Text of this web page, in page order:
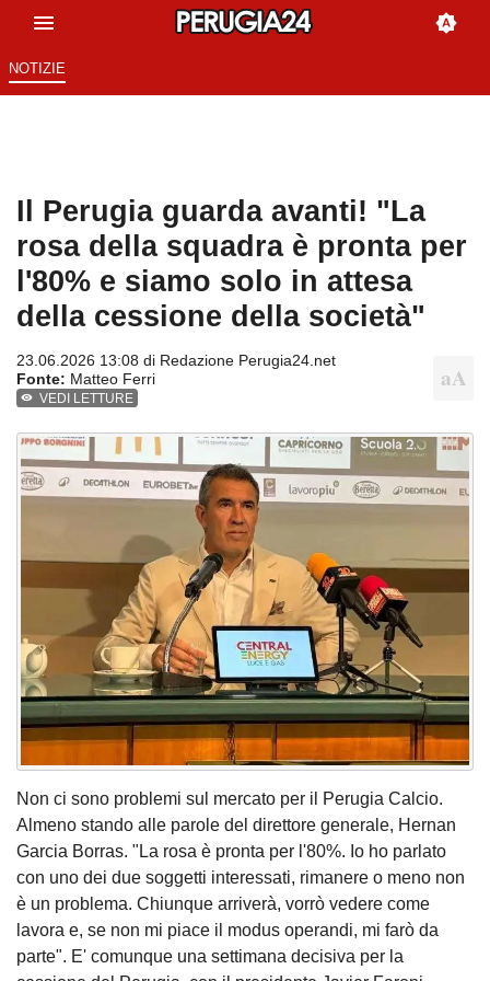
NOTIZIE
Il Perugia guarda avanti! "La
rosa della squadra è pronta per
l'80% e siamo solo in attesa
della cessione della società"
23.06.2026 13:08 di Redazione Perugia24.net
Fonte: Matteo Ferri
VEDI LETTURE
Non ci sono problemi sul mercato per il Perugia Calcio.
Almeno stando alle parole del direttore generale, Hernan
Garcia Borras. "La rosa è pronta per l'80%. Io ho parlato
con uno dei due soggetti interessati, rimanere o meno non
è un problema. Chiunque arriverà, vorrò vedere come
lavora e, se non mi piace il modus operandi, mi farò da
parte". E' comunque una settimana decisiva per la